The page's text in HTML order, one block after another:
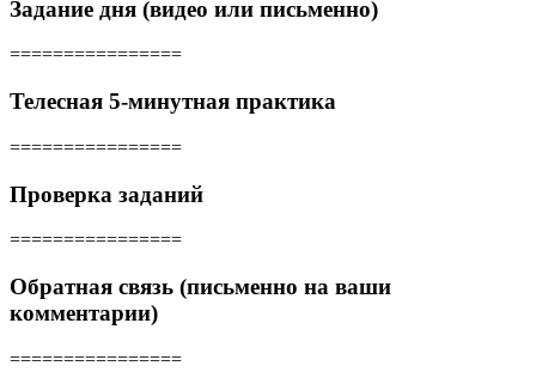
Задание дня (видео или письменно)
================
Телесная 5-минутная практика
================
Проверка заданий
================
Обратная связь (письменно на ваши
комментарии)
================